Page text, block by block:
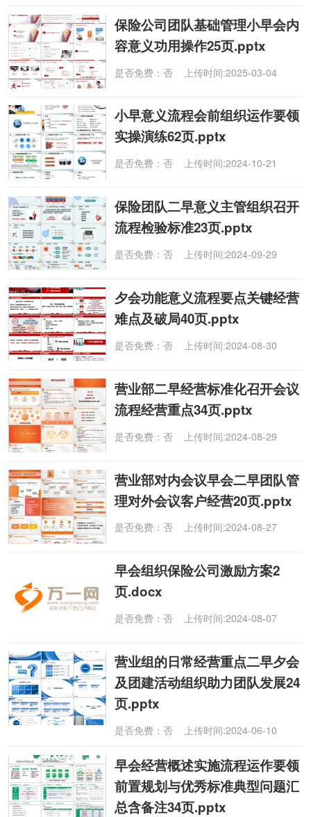
保险公司团队基础管理小早会内
容意义功用操作25页.pptx
是否免费：否 上传时间:2025-03-04
小早意义流程会前组织运作要领
实操演练62页.pptx
是否免费：否 上传时间:2024-10-21
保险团队二早意义主管组织召开
流程检验标准23页.pptx
是否免费：否 上传时间:2024-09-29
夕会功能意义流程要点关键经营
难点及破局40页.pptx
是否免费：否 上传时间:2024-08-30
营业部二早经营标准化召开会议
流程经营重点34页.pptx
是否免费：否 上传时间:2024-08-29
营业部对内会议早会二早团队管
理对外会议客户经营20页.pptx
是否免费：否 上传时间:2024-08-27
早会组织保险公司激励方案2
页.docx
是否免费：否 上传时间:2024-08-07
营业组的日常经营重点二早夕会
及团建活动组织助力团队发展24
页.pptx
是否免费：否 上传时间:2024-06-10
早会经营概述实施流程运作要领
前置规划与优秀标准典型问题汇
总含备注34页.pptx